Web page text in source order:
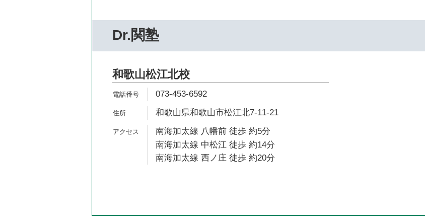
Dr.関塾
和歌山松江北校
073-453-6592
和歌山県和歌山市松江北7-11-21
南海加太線 八幡前 徒歩 約5分
南海加太線 中松江 徒歩 約14分
南海加太線 西ノ庄 徒歩 約20分